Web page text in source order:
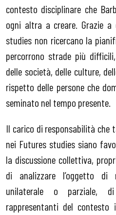
contesto disciplinare che
ogni altra a creare. Grazie
studies non ricercano la
percorrono strade più
delle società, delle culture,
rispetto delle persone che
seminato nel tempo presente.
Il carico di responsabilità che
nei Futures studies siano
la discussione collettiva,
di analizzare l’oggetto
unilaterale o parziale,
rappresentanti del contesto